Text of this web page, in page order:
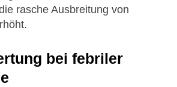
rasche Ausbreitung von
bei febriler